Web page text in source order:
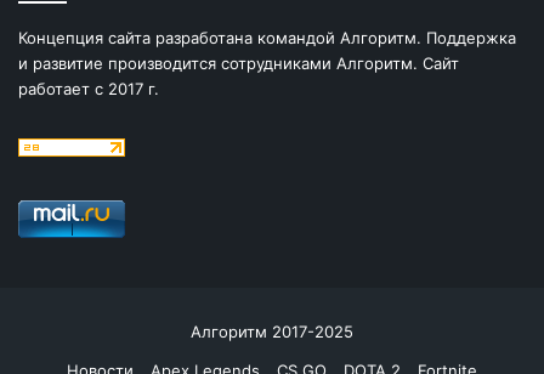
Концепция сайта разработана командой Алгоритм. Поддержка
и развитие производится сотрудниками Алгоритм. Сайт
работает с 2017 г.
Алгоритм 2017-2025